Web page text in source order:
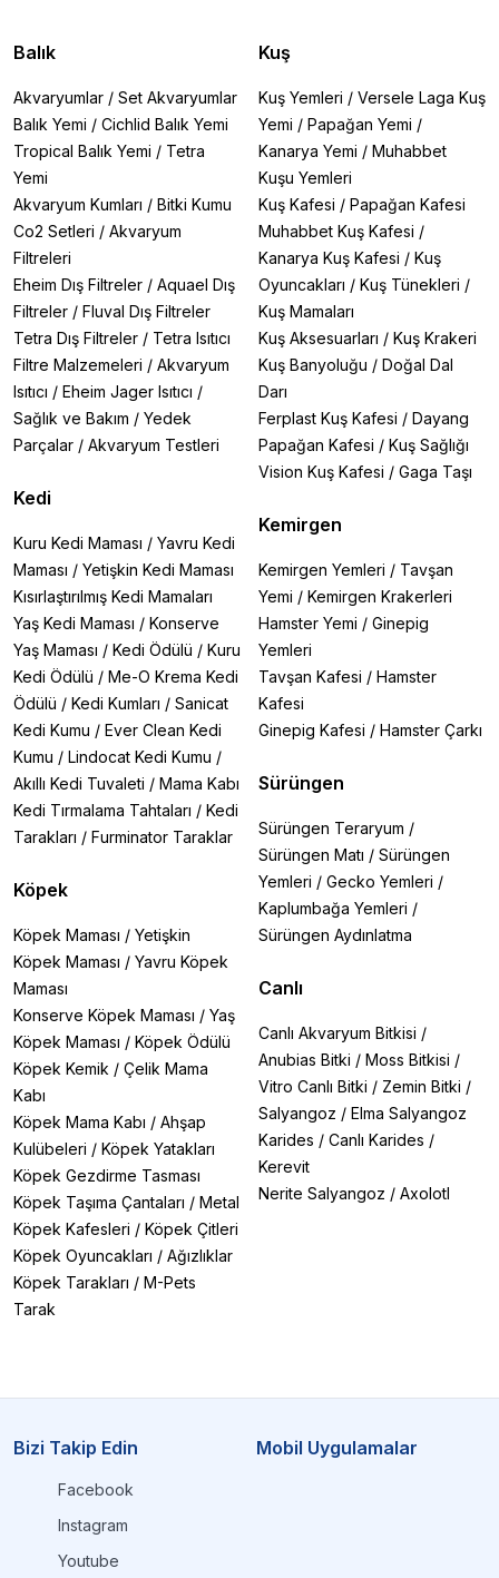
Balık
Akvaryumlar / Set Akvaryumlar
Balık Yemi / Cichlid Balık Yemi
Tropical Balık Yemi / Tetra
Yemi
Akvaryum Kumları / Bitki Kumu
Co2 Setleri / Akvaryum
Filtreleri
Eheim Dış Filtreler / Aquael Dış
Filtreler / Fluval Dış Filtreler
Tetra Dış Filtreler / Tetra Isıtıcı
Filtre Malzemeleri / Akvaryum
Isıtıcı / Eheim Jager Isıtıcı /
Sağlık ve Bakım / Yedek
Parçalar / Akvaryum Testleri
Kedi
Kuru Kedi Maması / Yavru Kedi
Maması / Yetişkin Kedi Maması
Kısırlaştırılmış Kedi Mamaları
Yaş Kedi Maması / Konserve
Yaş Maması / Kedi Ödülü / Kuru
Kedi Ödülü / Me-O Krema Kedi
Ödülü / Kedi Kumları / Sanicat
Kedi Kumu / Ever Clean Kedi
Kumu / Lindocat Kedi Kumu /
Akıllı Kedi Tuvaleti / Mama Kabı
Kedi Tırmalama Tahtaları / Kedi
Tarakları / Furminator Taraklar
Köpek
Köpek Maması / Yetişkin
Köpek Maması / Yavru Köpek
Maması
Konserve Köpek Maması / Yaş
Köpek Maması / Köpek Ödülü
Köpek Kemik / Çelik Mama
Kabı
Köpek Mama Kabı / Ahşap
Kulübeleri / Köpek Yatakları
Köpek Gezdirme Tasması
Köpek Taşıma Çantaları / Metal
Köpek Kafesleri / Köpek Çitleri
Köpek Oyuncakları / Ağızlıklar
Köpek Tarakları / M-Pets
Tarak
Kuş
Kuş Yemleri / Versele Laga Kuş
Yemi / Papağan Yemi /
Kanarya Yemi / Muhabbet
Kuşu Yemleri
Kuş Kafesi / Papağan Kafesi
Muhabbet Kuş Kafesi /
Kanarya Kuş Kafesi / Kuş
Oyuncakları / Kuş Tünekleri /
Kuş Mamaları
Kuş Aksesuarları / Kuş Krakeri
Kuş Banyoluğu / Doğal Dal
Darı
Ferplast Kuş Kafesi / Dayang
Papağan Kafesi / Kuş Sağlığı
Vision Kuş Kafesi / Gaga Taşı
Kemirgen
Kemirgen Yemleri / Tavşan
Yemi / Kemirgen Krakerleri
Hamster Yemi / Ginepig
Yemleri
Tavşan Kafesi / Hamster
Kafesi
Ginepig Kafesi / Hamster Çarkı
Sürüngen
Sürüngen Teraryum /
Sürüngen Matı / Sürüngen
Yemleri / Gecko Yemleri /
Kaplumbağa Yemleri /
Sürüngen Aydınlatma
Canlı
Canlı Akvaryum Bitkisi /
Anubias Bitki / Moss Bitkisi /
Vitro Canlı Bitki / Zemin Bitki /
Salyangoz / Elma Salyangoz
Karides / Canlı Karides /
Kerevit
Nerite Salyangoz / Axolotl
Bizi Takip Edin
Facebook
Instagram
Youtube
Mobil Uygulamalar